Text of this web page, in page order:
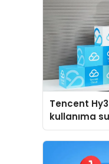
Tencent
kullanıma